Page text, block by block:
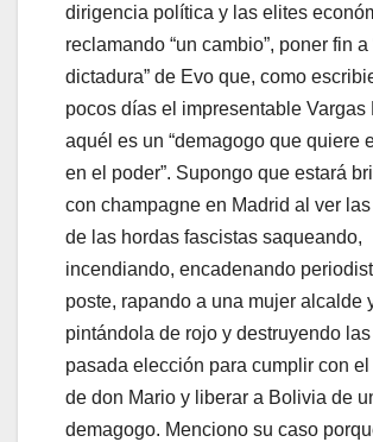
dirigencia política y las elites
reclamando “un cambio”, poner fin a
dictadura” de Evo que, como
pocos días el impresentable Vargas
aquél es un “demagogo que quiere
en el poder”. Supongo que estará
con champagne en Madrid al ver
de las hordas fascistas saqueando,
incendiando, encadenando
poste, rapando a una mujer alcalde
pintándola de rojo y destruyendo
pasada elección para cumplir con
de don Mario y liberar a Bolivia de
demagogo. Menciono su caso